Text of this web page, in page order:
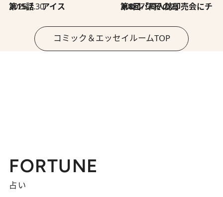
2026.7.30
第15話 アイス 2026.7.30
第8回「同人誌即売会にチャレンジ その2」
コミック＆エッセイルームTOP
FORTUNE
占い